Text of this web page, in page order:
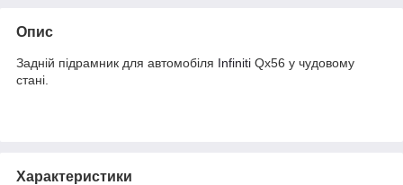
Опис
Задній підрамник для автомобіля Infiniti Qx56 у чудовому
стані.
Характеристики